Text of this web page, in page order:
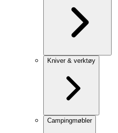
Kniver & verktøy
Campingmøbler